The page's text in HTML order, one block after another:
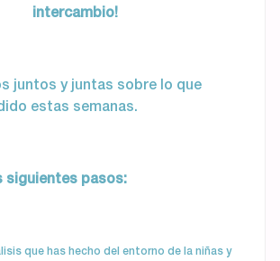
intercambio!
juntos y juntas sobre lo que
estas semanas.
siguientes pasos:
que has hecho del entorno de la niñas y